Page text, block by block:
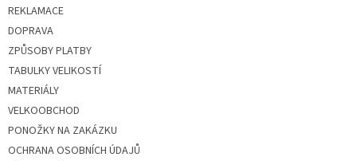
REKLAMACE
DOPRAVA
ZPŮSOBY PLATBY
TABULKY VELIKOSTÍ
MATERIÁLY
VELKOOBCHOD
PONOŽKY NA ZAKÁZKU
OCHRANA OSOBNÍCH ÚDAJŮ